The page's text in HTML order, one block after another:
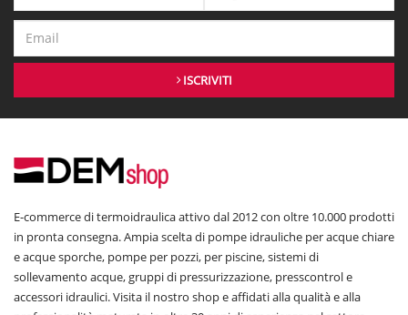
ISCRIVITI
E-commerce di termoidraulica attivo dal 2012 con oltre 10.000 prodotti
in pronta consegna. Ampia scelta di pompe idrauliche per acque chiare
e acque sporche, pompe per pozzi, per piscine, sistemi di
sollevamento acque, gruppi di pressurizzazione, presscontrol e
accessori idraulici. Visita il nostro shop e affidati alla qualità e alla